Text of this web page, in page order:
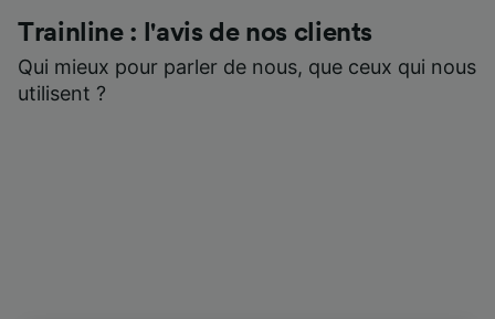
Trainline : l'avis de nos clients
Qui mieux pour parler de nous, que ceux qui nous
utilisent ?